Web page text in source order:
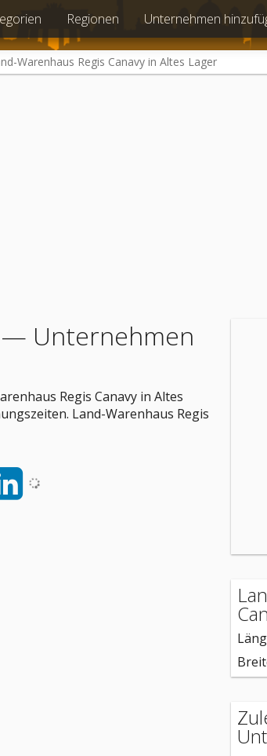
Regionen Unternehmen
Warenhaus Regis Canavy in Altes Lager
— Unternehmen
Regis Canavy in Altes
Land-Warenhaus Regis